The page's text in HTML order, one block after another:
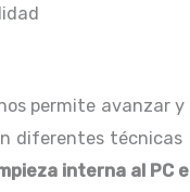
permite avanzar y
diferentes técnicas
interna al PC